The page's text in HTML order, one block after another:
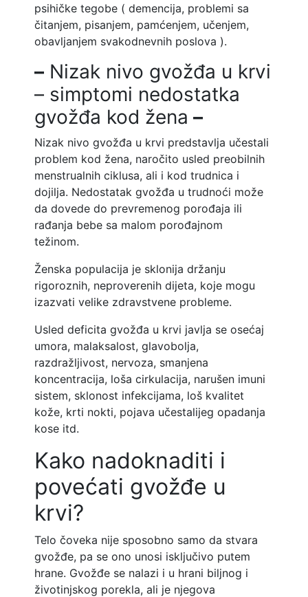
psihičke tegobe ( demencija, problemi sa
čitanjem, pisanjem, pamćenjem, učenjem,
obavljanjem svakodnevnih poslova ).
– Nizak nivo gvožđa u krvi
– simptomi nedostatka
gvožđa kod žena –
Nizak nivo gvožđa u krvi predstavlja učestali
problem kod žena, naročito usled preobilnih
menstrualnih ciklusa, ali i kod trudnica i
dojilja. Nedostatak gvožđa u trudnoći može
da dovede do prevremenog porođaja ili
rađanja bebe sa malom porođajnom
težinom.
Ženska populacija je sklonija držanju
rigoroznih, neproverenih dijeta, koje mogu
izazvati velike zdravstvene probleme.
Usled deficita gvožđa u krvi javlja se osećaj
umora, malaksalost, glavobolja,
razdražljivost, nervoza, smanjena
koncentracija, loša cirkulacija, narušen imuni
sistem, sklonost infekcijama, loš kvalitet
kože, krti nokti, pojava učestalijeg opadanja
kose itd.
Kako nadoknaditi i
povećati gvožđe u
krvi?
Telo čoveka nije sposobno samo da stvara
gvožđe, pa se ono unosi isključivo putem
hrane. Gvožđe se nalazi i u hrani biljnog i
životinjskog porekla, ali je njegova